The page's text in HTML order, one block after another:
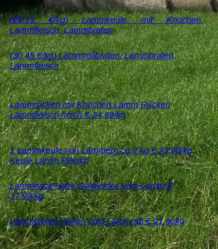
(28,13 €/kg) Lammkeule mit Knochen,
Lammfleisch, Lammbraten
(30,45 €/kg) Lammrollbraten, Lammbraten,
Lammfleisch
Lammrücken mit Knochen Lamm Rücken
Lammfleisch frisch € 24,69/kg
1 Lammkeule von Lämmern ca 2 kg € 23,90/kg
Keule Lamm Fleisch
Lammhack Hack Gehacktes vom Lamm €
17,99/kg
Lammhaxen Haxen vom Lamm ab € 21,90kg